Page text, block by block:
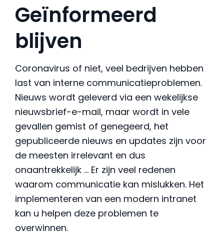
Geïnformeerd
blijven
Coronavirus of niet, veel bedrijven hebben
last van interne communicatieproblemen.
Nieuws wordt geleverd via een wekelijkse
nieuwsbrief-e-mail, maar wordt in vele
gevallen gemist of genegeerd, het
gepubliceerde nieuws en updates zijn voor
de meesten irrelevant en dus
onaantrekkelijk … Er zijn veel redenen
waarom communicatie kan mislukken. Het
implementeren van een modern intranet
kan u helpen deze problemen te
overwinnen.